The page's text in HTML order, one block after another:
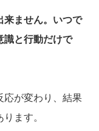
来ません。いつで
識と行動だけで
が変わり、結果
ます。